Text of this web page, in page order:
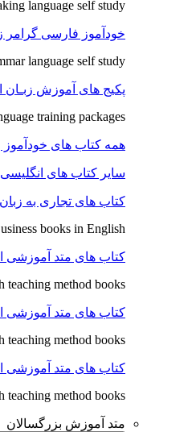
language self study
خودآموز فارسی گرامر
language self study
پکیج های آموزش زبـان
training packages
همه کتاب های خودآموز
سایر کتاب های انگلیسی
کتاب های تجاری به
books in English
کتاب های متد آموزشی
teaching method books
کتاب های متد آموزشی
teaching method books
کتاب های متد آموزشی
teaching method books
متد آموزش بزرگسالان